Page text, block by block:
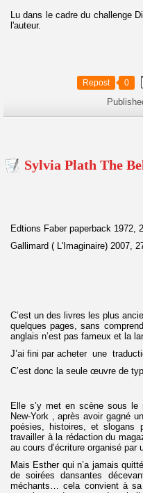
Lu dans le cadre du challenge
l'auteur.
Repost 0
Sylvia Plath The
Edtions Faber
Gallimard ( L'Imaginaire) 2007,
C’est un des livres les plus
quelques pages, sans
anglais n’est pas fameux et la
J’ai fini par acheter une
C’est donc la seule œuvre de
Elle s’y met en scène sous le
New-York , après avoir gagné
poésies, histoires, et slogans
travailler à la rédaction du
au cours d’écriture organisé par
Mais Esther qui n’a jamais
de soirées dansantes
méchants… cela convient à